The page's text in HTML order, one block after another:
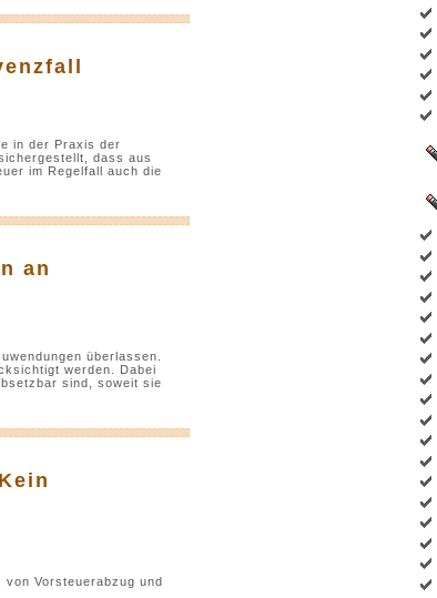
in der Praxis der
dass aus
im Regelfall auch die
an
überlassen.
werden. Dabei
sind, soweit sie
Vorsteuerabzug und